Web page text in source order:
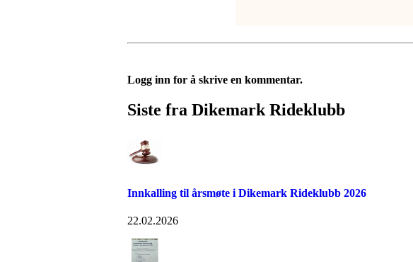
Logg inn for å skrive en kommentar.
Siste fra Dikemark Rideklubb
Innkalling til årsmøte i Dikemark Rideklubb 2026
22.02.2026